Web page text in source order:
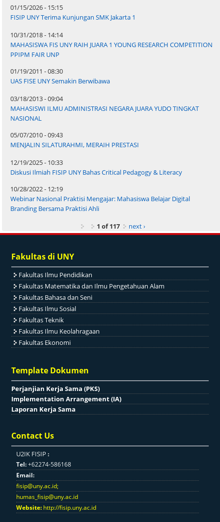
01/15/2026 - 15:15
FISIP UNY Terima Kunjungan SMK Jakarta 1
10/31/2018 - 14:14
MAHASISWA FIS UNY RAIH JUARA 1 YOUNG RESEARCH COMPETITION
PPIPM FAIR UNP
01/19/2011 - 08:30
UAS FISE UNY Semakin Berwibawa
03/18/2013 - 09:04
MAHASISWI ILMU ADMINISTRASI NEGARA JUARA YUDO TINGKAT
NASIONAL
05/07/2010 - 09:43
MENJALIN SILATURAHMI, MERAIH PRESTASI
12/19/2025 - 10:33
Diskusi Ilmiah FISIP UNY Bahas Critical Pedagogy & Literacy
10/28/2022 - 12:19
Webinar Nasional Praktisi Mengajar: Mahasiswa Belajar Digital
Branding Bersama Praktisi Ahli
1 of 117
next ›
Fakultas di UNY
Fakultas Ilmu Pendidikan
Fakultas Matematika dan Ilmu Pengetahuan Alam
Fakultas Bahasa dan Seni
Fakultas Ilmu Sosial
Fakultas Teknik
Fakultas Ilmu Keolahragaan
Fakultas Ekonomi
Template Dokumen
Perjanjian Kerja Sama (PKS)
Implementation Arrangement (IA)
Laporan Kerja Sama
Contact Us
U2IK FISIP :
Tel:+62274-586168
Email:
fisip@uny.ac.id;
humas_fisip@uny.ac.id
Website: http://fisip.uny.ac.id